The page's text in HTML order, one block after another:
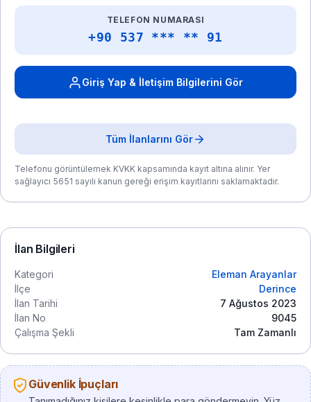
TELEFON NUMARASI
+90 537 *** ** 91
Giriş Yap & İletişim Bilgilerini Gör
Tüm İlanlarını Gör
Telefonu görüntülemek KVKK kapsamında kayıt altına alınır. Yer
sağlayıcı 5651 sayılı kanun gereği erişim kayıtlarını saklamaktadır.
İlan Bilgileri
Kategori
Eleman Arayanlar
İlçe
Derince
İlan Tarihi
7 Ağustos 2023
İlan No
9045
Çalışma Şekli
Tam Zamanlı
Güvenlik İpuçları